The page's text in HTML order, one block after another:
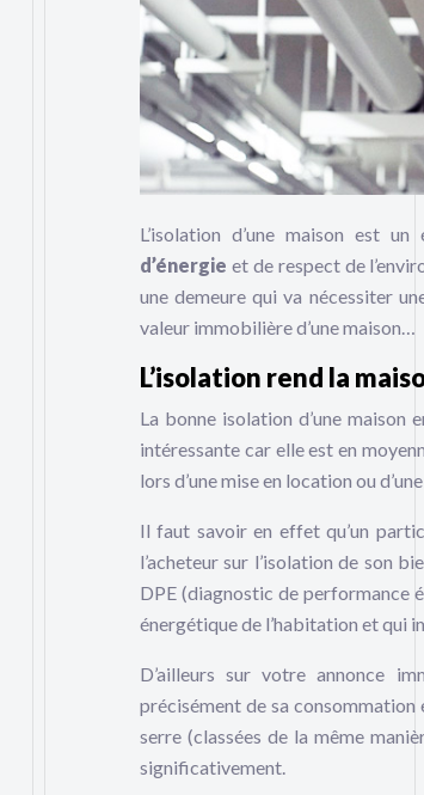
L’isolation d’une maison est
d’énergie et de respect de
une demeure qui va nécessiter
valeur immobilière d’une maison…
L’isolation rend la
La bonne isolation d’une
intéressante car elle est en
lors d’une mise en location ou
Il faut savoir en effet qu’un
l’acheteur sur l’isolation de son
DPE (diagnostic de performance
énergétique de l’habitation et qui
D’ailleurs sur votre annonce
précisément de sa consommation
serre (classées de la même
significativement.